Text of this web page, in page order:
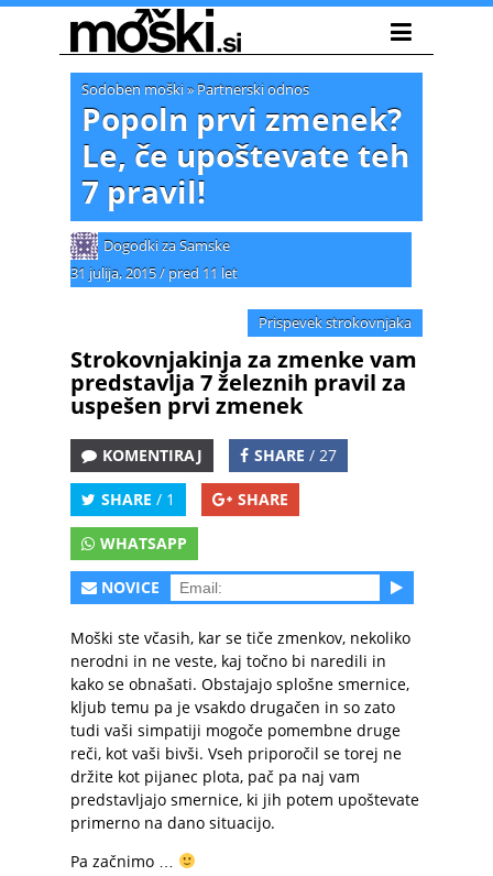
Sodoben moški» Partnerski odnos
Popoln prvi zmenek?
Le, če upoštevate teh
7 pravil!
Dogodki za Samske
31 julija, 2015/ pred 11 let
Prispevek strokovnjaka
Strokovnjakinja za zmenke vam
predstavlja 7 železnih pravil za
uspešen prvi zmenek
KOMENTIRAJ SHARE / 27
SHARE / 1 SHARE
WHATSAPP
NOVICE
Moški ste včasih, kar se tiče zmenkov, nekoliko
nerodni in ne veste, kaj točno bi naredili in
kako se obnašati. Obstajajo splošne smernice,
kljub temu pa je vsakdo drugačen in so zato
tudi vaši simpatiji mogoče pomembne druge
reči, kot vaši bivši. Vseh priporočil se torej ne
držite kot pijanec plota, pač pa naj vam
predstavljajo smernice, ki jih potem upoštevate
primerno na dano situacijo.
Pa začnimo …